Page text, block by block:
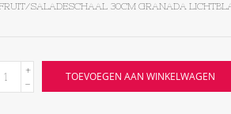
SALADESCHAAL 30CM GRANADA
+
-
TOEVOEGEN AAN WINKELWAGEN